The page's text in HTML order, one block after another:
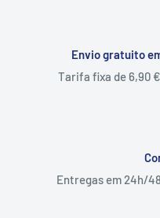
Envio gratuito
Tarifa fixa de 6,90
Entregas em 24h/